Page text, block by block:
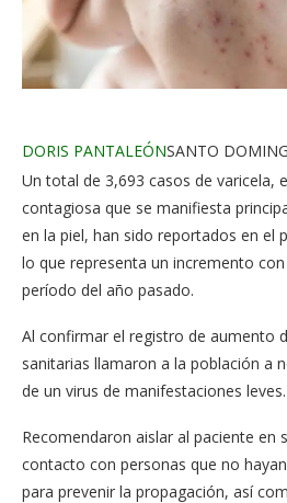
Facebook
Twitter
Whatsapp
Comentarios
DORIS PANTALEÓNSANTO
Un total de 3,693 casos de varicela,
contagiosa que se manifiesta
en la piel, han sido reportados en el
lo que representa un incremento
período del año pasado.
Al confirmar el registro de aumento
sanitarias llamaron a la población a
de un virus de manifestaciones leves.
Recomendaron aislar al paciente en
contacto con personas que no
para prevenir la propagación, así